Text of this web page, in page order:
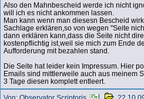
Also den Mahnbescheid werde ich nicht
will ich es nicht ankommen lassen.
Man kann wenn man diesesn Bescheid
Sachlage erklären,so von wegen "Seite
dann erklären kann,dass die Seite nicht
kostenpflichtig ist,weil sie mich zum Ende
Aufforderung mit bezahlen stand.
Die Seite hat leider kein Impressum. Hier
Emails sind mittlerweile auch aus meinem
3 Tage diesen komplett entleert.